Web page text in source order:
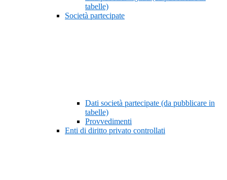
tabelle)
Società partecipate
Dati società partecipate (da pubblicare in
tabelle)
Provvedimenti
Enti di diritto privato controllati